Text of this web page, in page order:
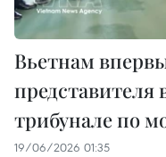
Вьетнам
трибунале по
19/06/2026 01:35